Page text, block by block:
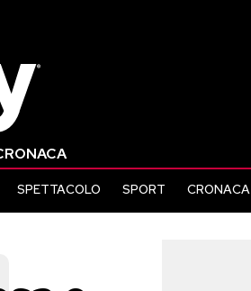
SPETTACOLO SPORT CRONACA